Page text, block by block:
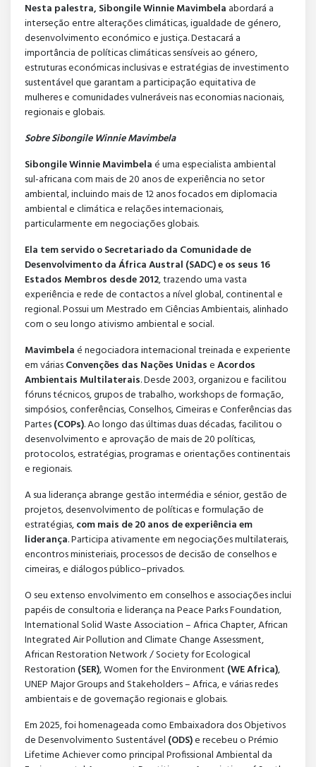
Nesta palestra, Sibongile Winnie Mavimbela abordará a
interseção entre alterações climáticas, igualdade de género,
desenvolvimento económico e justiça. Destacará a
importância de políticas climáticas sensíveis ao género,
estruturas económicas inclusivas e estratégias de investimento
sustentável que garantam a participação equitativa de
mulheres e comunidades vulneráveis nas economias nacionais,
regionais e globais.
Sobre Sibongile Winnie Mavimbela
Sibongile Winnie Mavimbelaé uma especialista ambiental
sul-africana com mais de 20 anos de experiência no setor
ambiental, incluindo mais de 12 anos focados em diplomacia
ambiental e climática e relações internacionais,
particularmente em negociações globais.
Ela tem servido o Secretariado da Comunidade de
Desenvolvimento da África Austral (SADC) e os seus 16
Estados Membros desde 2012, trazendo uma vasta
experiência e rede de contactos a nível global, continental e
regional. Possui um Mestrado em Ciências Ambientais, alinhado
com o seu longo ativismo ambiental e social.
Mavimbelaé negociadora internacional treinada e experiente
em váriasConvenções das Nações UnidaseAcordos
Ambientais Multilaterais. Desde 2003, organizou e facilitou
fóruns técnicos, grupos de trabalho, workshops de formação,
simpósios, conferências, Conselhos, Cimeiras e Conferências das
Partes(COPs). Ao longo das últimas duas décadas, facilitou o
desenvolvimento e aprovação de mais de 20 políticas,
protocolos, estratégias, programas e orientações continentais
e regionais.
A sua liderança abrange gestão intermédia e sénior, gestão de
projetos, desenvolvimento de políticas e formulação de
estratégias,com mais de 20 anos de experiência em
liderança. Participa ativamente em negociações multilaterais,
encontros ministeriais, processos de decisão de conselhos e
cimeiras, e diálogos público–privados.
O seu extenso envolvimento em conselhos e associações inclui
papéis de consultoria e liderança na Peace Parks Foundation,
International Solid Waste Association – Africa Chapter, African
Integrated Air Pollution and Climate Change Assessment,
African Restoration Network / Society for Ecological
Restoration (SER), Women for the Environment (WE Africa),
UNEP Major Groups and Stakeholders – Africa, e várias redes
ambientais e de governação regionais e globais.
Em 2025, foi homenageada como Embaixadora dos Objetivos
de Desenvolvimento Sustentável (ODS)e recebeu o Prémio
Lifetime Achiever como principal Profissional Ambiental da